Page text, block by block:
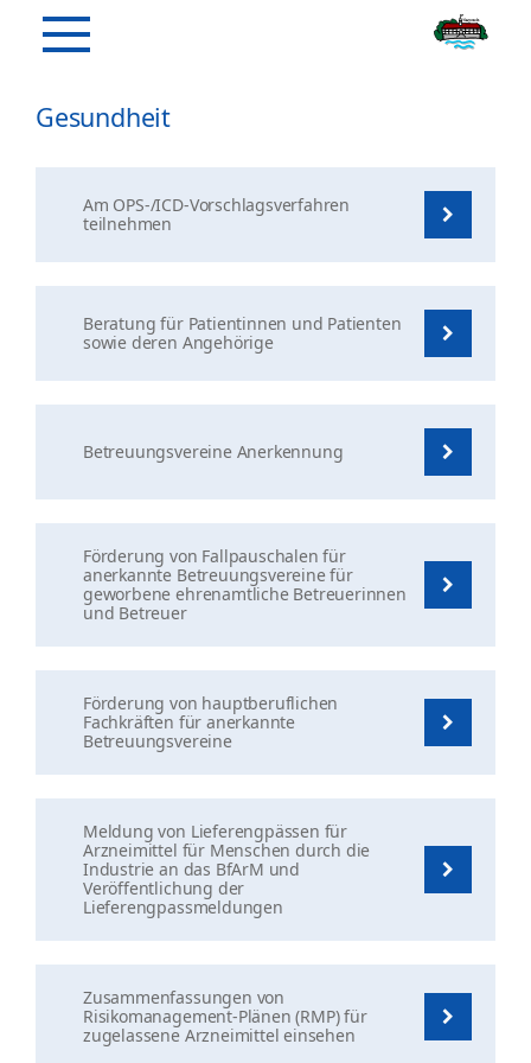
Gesundheit
Am OPS-/ICD-Vorschlagsverfahren
teilnehmen
Beratung für Patientinnen und Patienten
sowie deren Angehörige
Betreuungsvereine Anerkennung
Förderung von Fallpauschalen für
anerkannte Betreuungsvereine für
geworbene ehrenamtliche Betreuerinnen
und Betreuer
Förderung von hauptberuflichen
Fachkräften für anerkannte
Betreuungsvereine
Meldung von Lieferengpässen für
Arzneimittel für Menschen durch die
Industrie an das BfArM und
Veröffentlichung der
Lieferengpassmeldungen
Zusammenfassungen von
Risikomanagement-Plänen (RMP) für
zugelassene Arzneimittel einsehen